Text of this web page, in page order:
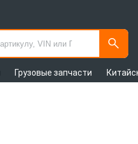
Грузовые запчасти